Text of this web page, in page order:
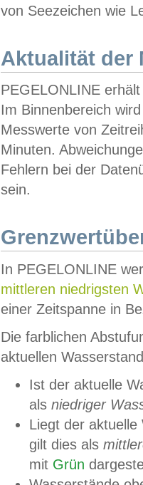
von Seezeichen wie
Aktualität der
PEGELONLINE
Im Binnenbereich
Messwerte von
Minuten.
Fehlern bei der
sein.
In PEGELONLINE
mittleren niedrigsten
einer Zeitspanne in
Die farblichen
aktuellen
Ist der aktuelle
als niedriger
Liegt der
gilt dies als
mit Grün